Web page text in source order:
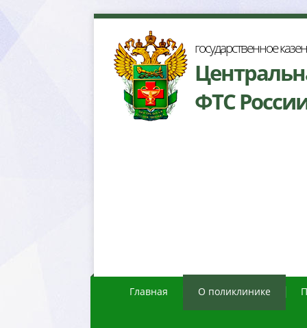
осударственное
ФТС
Главная О поликлинике